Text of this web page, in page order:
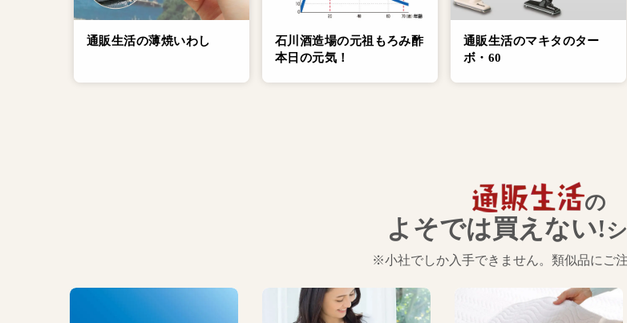
通販生活の薄焼いわし
石川酒造場の元祖もろみ酢
本日の元気！
通販生活のマキタのター
ボ・60
の
よそでは買えない!
※小社でしか入手できません。類似品にご注